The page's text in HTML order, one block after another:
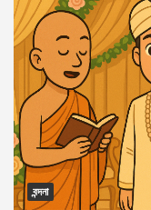
বন্দনা